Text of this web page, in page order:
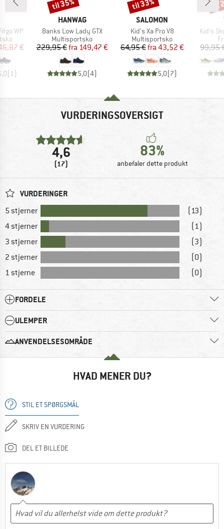
WP
pris
€
(1)
MÆRKE
HANWAG
Artikel
Banks Low Lady GTX
Produktgruppe
Multisportsko
Pris
229,95 € Nedsat pris
fra 149,47 €
5,0(4)
til 35%
MÆRKE
SALOMON
Artikel
Kid's Xa Pro V8
Produktgruppe
Multisportsko
Pris
64,95 € Nedsat pris
fra 43,52 €
5,0(7)
til 33%
Artikel
Kid's
99,95
VURDERINGSOVERSIGT
4,6
(17)
83%
anbefaler dette produkt
VURDERINGER
5 stjerner
(13)
4 stjerner
(1)
3 stjerner
(3)
2 stjerner
(0)
1 stjerne
(0)
FORDELE
ULEMPER
ANVENDELSESOMRÅDE
HVAD MENER DU?
STIL ET SPØRGSMÅL
SKRIV EN VURDERING
DEL ET BILLEDE